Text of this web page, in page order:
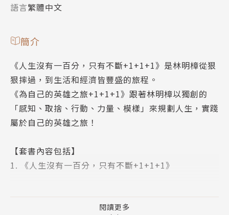
語言繁體中文
簡介
《人生沒有一百分，只有不斷+1+1+1》是林明樟從狠
狠摔過，到生活和經濟皆豐盛的旅程。
《為自己的英雄之旅+1+1+1》跟著林明樟以獨創的
「感知、取捨、行動、力量、模樣」來規劃人生，實踐
屬於自己的英雄之旅！
【套書內容包括】
1. 《人生沒有一百分，只有不斷+1+1+1》
閱讀更多